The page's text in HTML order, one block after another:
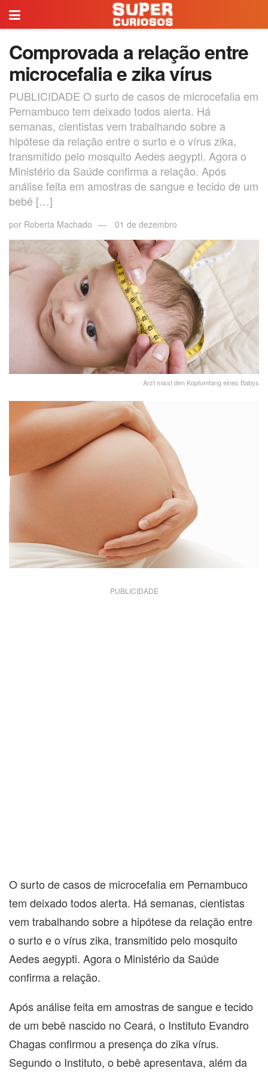
Comprovada a relação entre
microcefalia e zika vírus
PUBLICIDADE O surto de casos de microcefalia em
Pernambuco tem deixado todos alerta. Há
semanas, cientistas vem trabalhando sobre a
hipótese da relação entre o surto e o vírus zika,
transmitido pelo mosquito Aedes aegypti. Agora o
Ministério da Saúde confirma a relação. Após
análise feita em amostras de sangue e tecido de um
bebê […]
por Roberta Machado 01 de dezembro
Arzt misst den Kopfumfang eines Babys
PUBLICIDADE
O surto de casos de microcefalia em Pernambuco
tem deixado todos alerta. Há semanas, cientistas
vem trabalhando sobre a hipótese da relação entre
o surto e o vírus zika, transmitido pelo mosquito
Aedes aegypti. Agora o Ministério da Saúde
confirma a relação.
Após análise feita em amostras de sangue e tecido
de um bebê nascido no Ceará, o Instituto Evandro
Chagas confirmou a presença do zika vírus.
Segundo o Instituto, o bebê apresentava, além da